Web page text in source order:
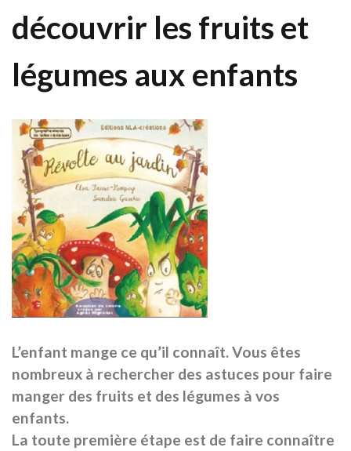
découvrir les fruits et
légumes aux enfants
L’enfant mange ce qu’il connaît. Vous êtes
nombreux à rechercher des astuces pour faire
manger des fruits et des légumes à vos
enfants.
La toute première étape est de faire connaître